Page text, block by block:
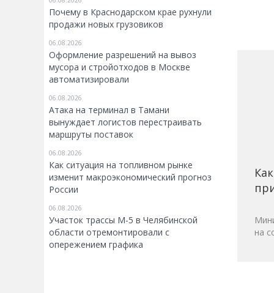
Почему в Краснодарском крае рухнули
продажи новых грузовиков
06.08.2026
Оформление разрешений на вывоз
мусора и стройотходов в Москве
автоматизировали
06.08.2026
Атака на терминал в Тамани
вынуждает логистов перестраивать
маршруты поставок
06.08.2026
Как ситуация на топливном рынке
изменит макроэкономический прогноз
России
06.08.2026
Участок трассы М-5 в Челябинской
области отремонтировали с
опережением графика
на